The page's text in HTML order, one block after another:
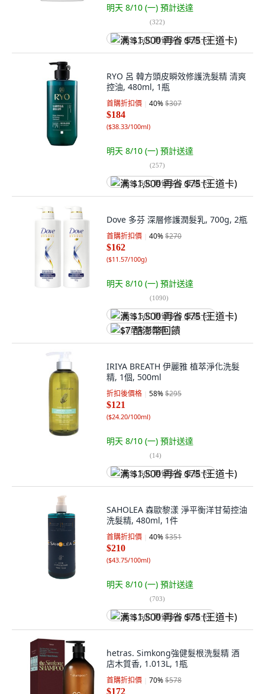
明天 8/10 (一) 預計送達
(322)
满 $1,500 再省 $75 (王道卡)
RYO 呂 韓方頭皮瞬效修護洗髮精 清爽
控油, 480ml, 1瓶
首購折扣價 40%$307
$184
($38.33/100ml)
明天 8/10 (一) 預計送達
(257)
满 $1,500 再省 $75 (王道卡)
Dove 多芬 深層修護潤髮乳, 700g, 2瓶
首購折扣價 40%$270
$162
($11.57/100g)
明天 8/10 (一) 預計送達
(1090)
满 $1,500 再省 $75 (王道卡)
$7 酷澎幣回饋
IRIYA BREATH 伊麗雅 植萃淨化洗髮
精, 1個, 500ml
折扣後價格 58%$295
$121
($24.20/100ml)
明天 8/10 (一) 預計送達
(14)
满 $1,500 再省 $75 (王道卡)
SAHOLEA 森歐黎漾 淨平衡洋甘菊控油
洗髮精, 480ml, 1件
首購折扣價 40%$351
$210
($43.75/100ml)
明天 8/10 (一) 預計送達
(703)
满 $1,500 再省 $75 (王道卡)
hetras. Simkong強健髮根洗髮精 酒
店木質香, 1.013L, 1瓶
首購折扣價 70%$578
$172